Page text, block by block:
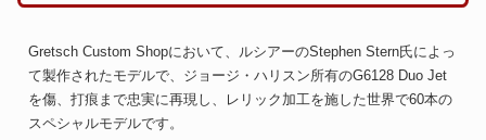
Gretsch Custom Shopにおいて、ルシアーのStephen Stern氏によっ
て製作されたモデルで、ジョージ・ハリスン所有のG6128 Duo Jet
を傷、打痕まで忠実に再現し、レリック加工を施した世界で60本の
スペシャルモデルです。